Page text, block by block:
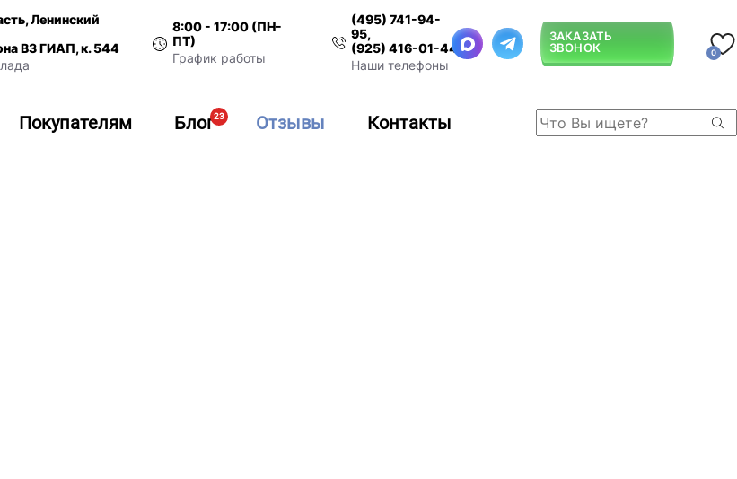
Ленинский
ВЗ ГИАП, к. 544
8:00 - 17:00 (ПН-
ПТ)
График работы
(495) 741-94-
95,
(925) 416-01-44
Наши телефоны
ЗАКАЗАТЬ
ЗВОНОК
0
Покупателям Блог23 Отзывы Контакты